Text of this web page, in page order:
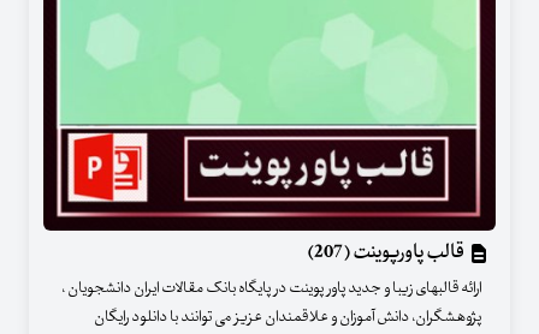
قالب پاورپوینت (207)
ارائه قالبهای زیبا و جدید پاور پوینت در پایگاه بانک مقالات ایران دانشجویان ،
پژوهشگران، دانش آموزان و علاقمندان عزیز می توانند با دانلود رایگان